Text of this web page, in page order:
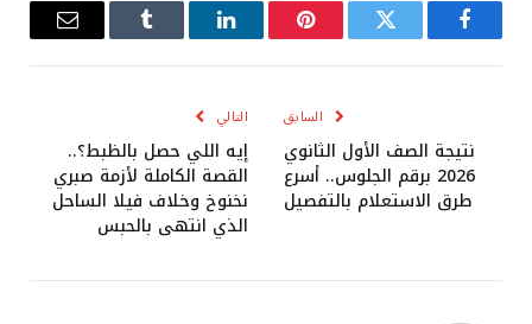
فيسبوك تويتر بينتيريستلينكدإن Tumblr
البريد
السابق
نتيجة الصف الأول الثانوي
2026 برقم الجلوس.. أسرع
طرق الاستعلام بالتفصيل
التالي
إيه اللي حصل بالظبط؟..
القصة الكاملة لأزمة صبري
نخنوخ وخلاف فيلا الساحل
الذي انتهى بالحبس